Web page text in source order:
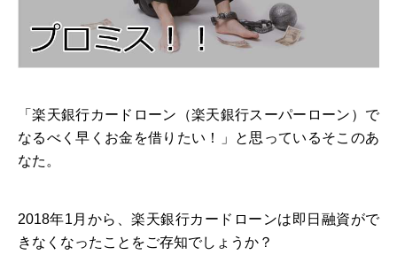
「楽天銀行カードローン（楽天銀行スーパーローン）で
なるべく早くお金を借りたい！」と思っているそこのあ
なた。
2018年1月から、楽天銀行カードローンは即日融資がで
きなくなったことをご存知でしょうか？